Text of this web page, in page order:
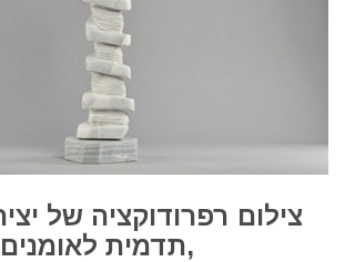
צילום רפרודוקציה של
,תדמית לאומנים